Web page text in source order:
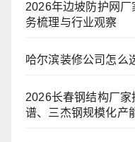
2026年边坡防护网
务梳理与行业观察
哈尔滨装修公司怎么
2026长春钢结构厂
谱、三杰钢规模化产